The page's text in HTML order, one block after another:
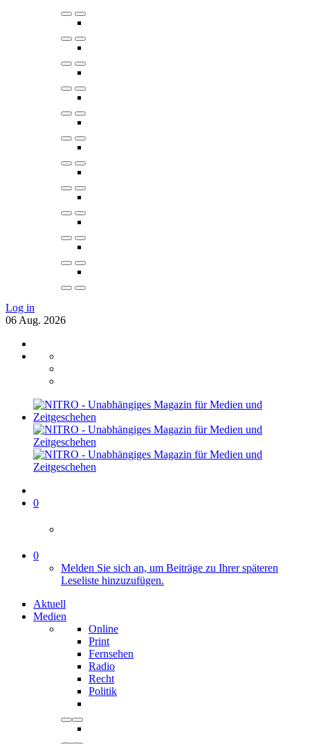
Log in
06 Aug. 2026
0
0
Melden Sie sich an, um Beiträge zu Ihrer späteren
Leseliste hinzuzufügen.
Aktuell
Medien
Online
Print
Fernsehen
Radio
Recht
Politik